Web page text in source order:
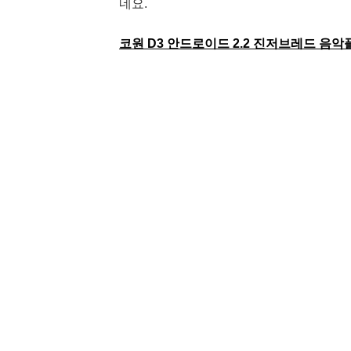
네요.
코원 D3 안드로이드 2.2 진저브레드 음악